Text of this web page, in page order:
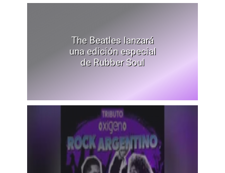
The Beatles lanzará
una edición especial
de Rubber Soul